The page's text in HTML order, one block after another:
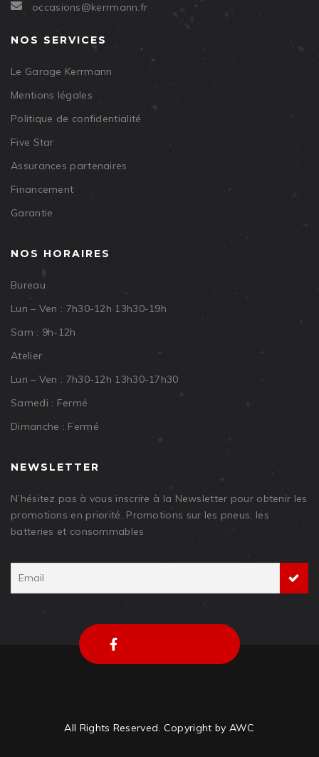
occasions@kerrmann.fr
NOS SERVICES
Le Garage Kerrmann
Mentions légales
Politique de confidentialité
Five Star
Assurances partenaires
Financement
Garantie
NOS HORAIRES
Bureau
Lun – Ven : 7h30-12h 13h30-19h
Sam : 9h-12h
Atelier
Lun – Ven : 7h30-12h 13h30-17h30
Samedi : Fermé
Dimanche : Fermé
NEWSLETTER
N’hésitez pas à vous inscrire à la Newsletter pour obtenir les
promotions en priorité. Promotions sur les pneus, les
batteries et consommables
All Rights Reserved. Copyright by AWC